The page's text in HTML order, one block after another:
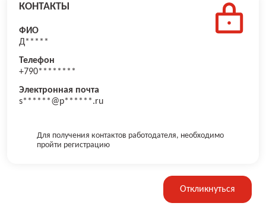
КОНТАКТЫ
ФИО
Д*****
Телефон
+790********
Электронная почта
s******@p******.ru
Для получения контактов работодателя, необходимо
пройти регистрацию
Откликнуться